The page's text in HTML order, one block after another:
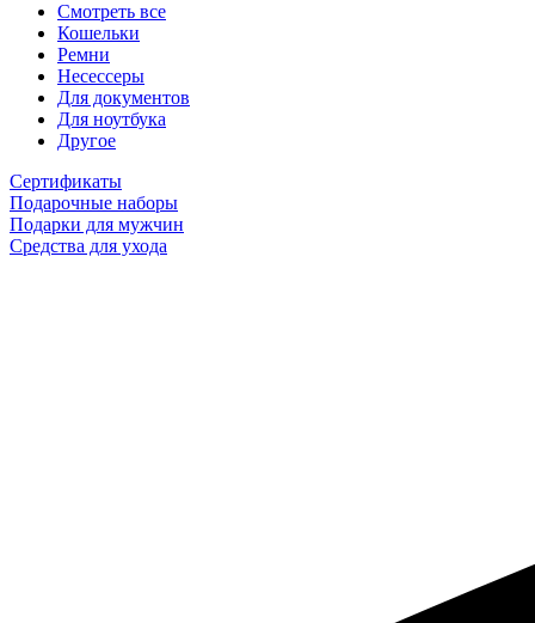
Смотреть все
Кошельки
Ремни
Несессеры
Для документов
Для ноутбука
Другое
Сертификаты
Подарочные наборы
Подарки для мужчин
Средства для ухода